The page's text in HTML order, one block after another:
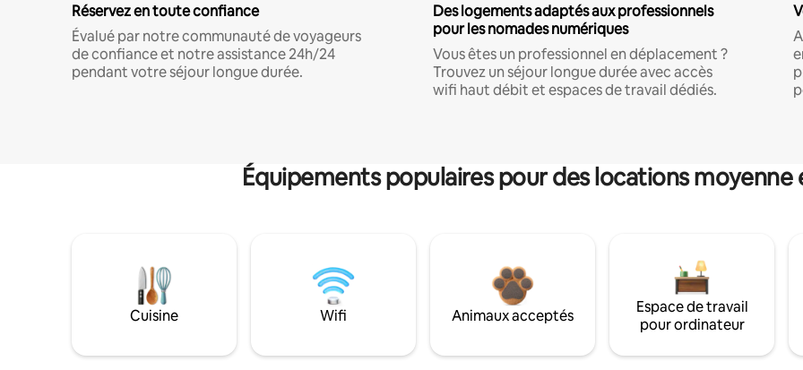
Réservez en toute confiance
Évalué par notre communauté de voyageurs
de confiance et notre assistance 24h/24
pendant votre séjour longue durée.
Des logements adaptés aux professionnels
pour les nomades numériques
Vous êtes un professionnel en déplacement ?
Trouvez un séjour longue durée avec accès
wifi haut débit et espaces de travail dédiés.
Équipements populaires pour des locations
Cuisine Wifi Animaux acceptés
Espace de travail
pour ordinateur